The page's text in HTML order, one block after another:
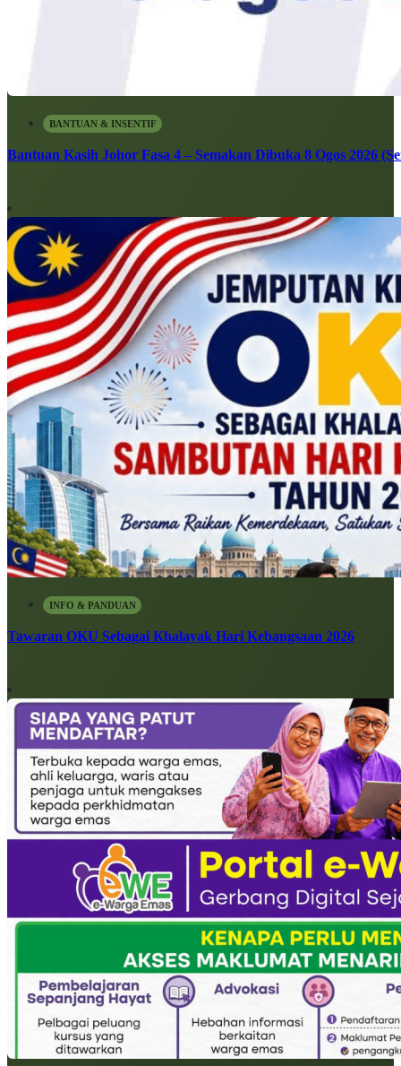
BANTUAN & INSENTIF
Bantuan Kasih Johor Fasa 4 – Semakan Dibuka 8 Ogos 2026
INFO & PANDUAN
Tawaran OKU Sebagai Khalayak Hari Kebangsaan 2026